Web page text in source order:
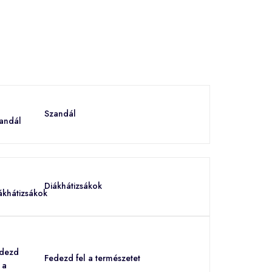
Szandál
Diákhátizsákok
Fedezd fel a természetet